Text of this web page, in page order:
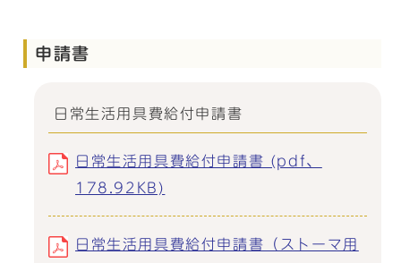
申請書
日常生活用具費給付申請書
日常生活用具費給付申請書 (pdf、
178.92KB)
日常生活用具費給付申請書（ストーマ用